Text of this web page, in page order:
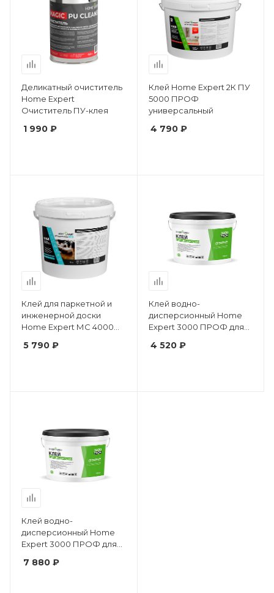
Деликатный очиститель
Home Expert
Очиститель ПУ-клея
1 990 ₽
Клей Home Expert 2К ПУ
5000 ПРОФ
универсальный
4 790 ₽
Клей для паркетной и
инженерной доски
Home Expert МС 4000
напольных покрытий
5 790 ₽
Клей водно-
дисперсионный Home
Expert 3000 ПРОФ для
покрытий 5 кг
4 520 ₽
Клей водно-
дисперсионный Home
Expert 3000 ПРОФ для
покрытий 10 кг
7 880 ₽